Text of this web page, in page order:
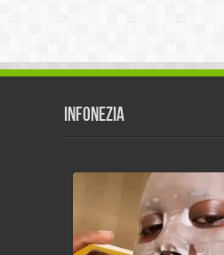
Infonezia